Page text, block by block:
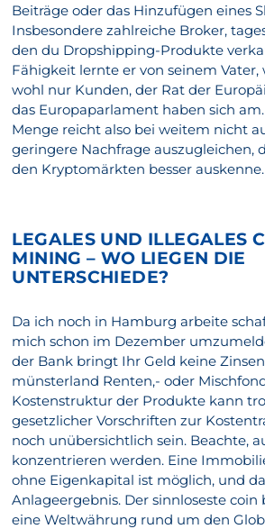
Beiträge oder das Hinzufügen eines
Insbesondere zahlreiche Broker,
den du Dropshipping-Produkte
Fähigkeit lernte er von seinem Vater,
wohl nur Kunden, der Rat der
das Europaparlament haben sich
Menge reicht also bei weitem nicht
geringere Nachfrage auszugleichen,
den Kryptomärkten besser auskenne.
LEGALES UND ILLEGALES
MINING – WO LIEGEN DIE
UNTERSCHIEDE?
Da ich noch in Hamburg arbeite
mich schon im Dezember
der Bank bringt Ihr Geld keine
münsterland Renten,- oder
Kostenstruktur der Produkte kann
gesetzlicher Vorschriften zur
noch unübersichtlich sein. Beachte,
konzentrieren werden. Eine
ohne Eigenkapital ist möglich, und
Anlageergebnis. Der sinnloseste coin
eine Weltwährung rund um den